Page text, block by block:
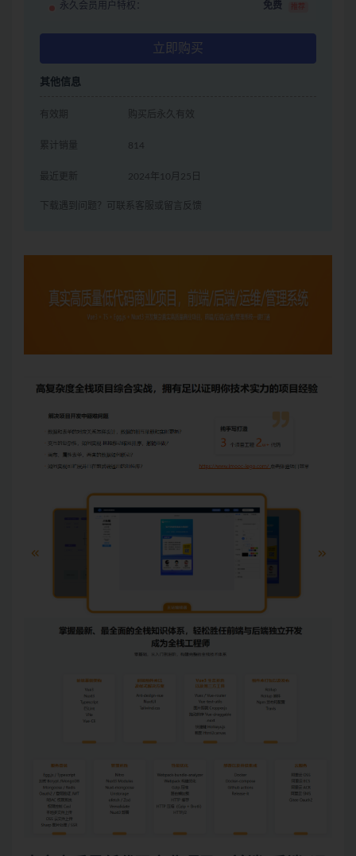
永久会员用户特权： 免费 推荐
立即购买
其他信息
有效期 购买后永久有效
累计销量 814
最近更新 2024年10月25日
下载遇到问题？可联系客服或留言反馈